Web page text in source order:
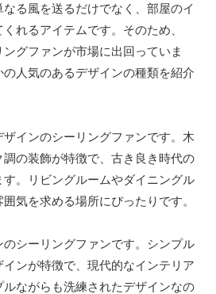
る風を送るだけでなく、部屋のイ
れるアイテムです。そのため、
グファンが市場に出回っていま
人気のあるデザインの種類を紹介
インのシーリングファンです。木
の装飾が特徴で、古き良き時代の
。リビングルームやダイニングル
気を求める場所にぴったりです。
シーリングファンです。シンプル
ンが特徴で、現代的なインテリア
ながらも洗練されたデザインなの